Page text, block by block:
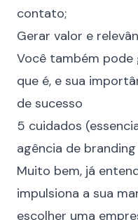
contato;
Gerar valor e
Você também pode
que é, e sua
de sucesso
5 cuidados
agência de branding
Muito bem, já
impulsiona a sua
escolher uma